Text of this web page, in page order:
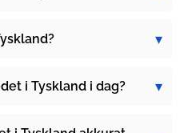
i Tyskland i dag?